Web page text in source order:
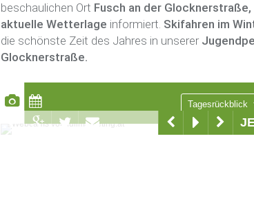
beschaulichen Ort Fusch an der Glocknerstraße,
aktuelle Wetterlage informiert. Skifahren im
die schönste Zeit des Jahres in unserer
Glocknerstraße.